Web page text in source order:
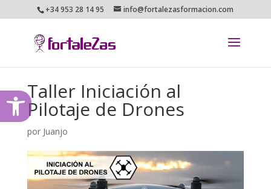
Abrir barra de herramientas
+34 953 28 14 95 info@fortalezasformacion.com
Taller Iniciación al
Pilotaje de Drones
por Juanjo